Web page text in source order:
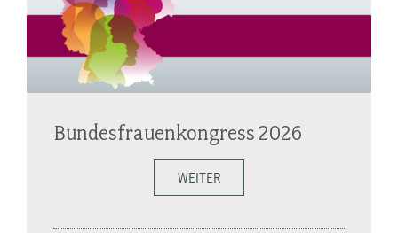
Bundesfrauenkongress 2026
WEITER